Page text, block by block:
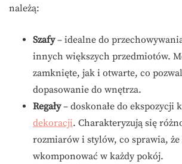
należą:
Szafy– idealne do
innych większych przedmiotów.
zamknięte, jak i otwarte, co
dopasowanie do wnętrza.
Regały– doskonałe do ekspozycji
dekoracji. Charakteryzują się
rozmiarów i stylów, co sprawia, że
wkomponować w każdy pokój.